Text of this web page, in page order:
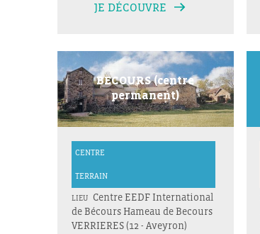
JE DÉCOUVRE
BECOURS (centre
permanent)
CENTRE
TERRAIN
LIEU
Centre EEDF International
de Bécours Hameau de Becours
VERRIERES (12 - Aveyron)